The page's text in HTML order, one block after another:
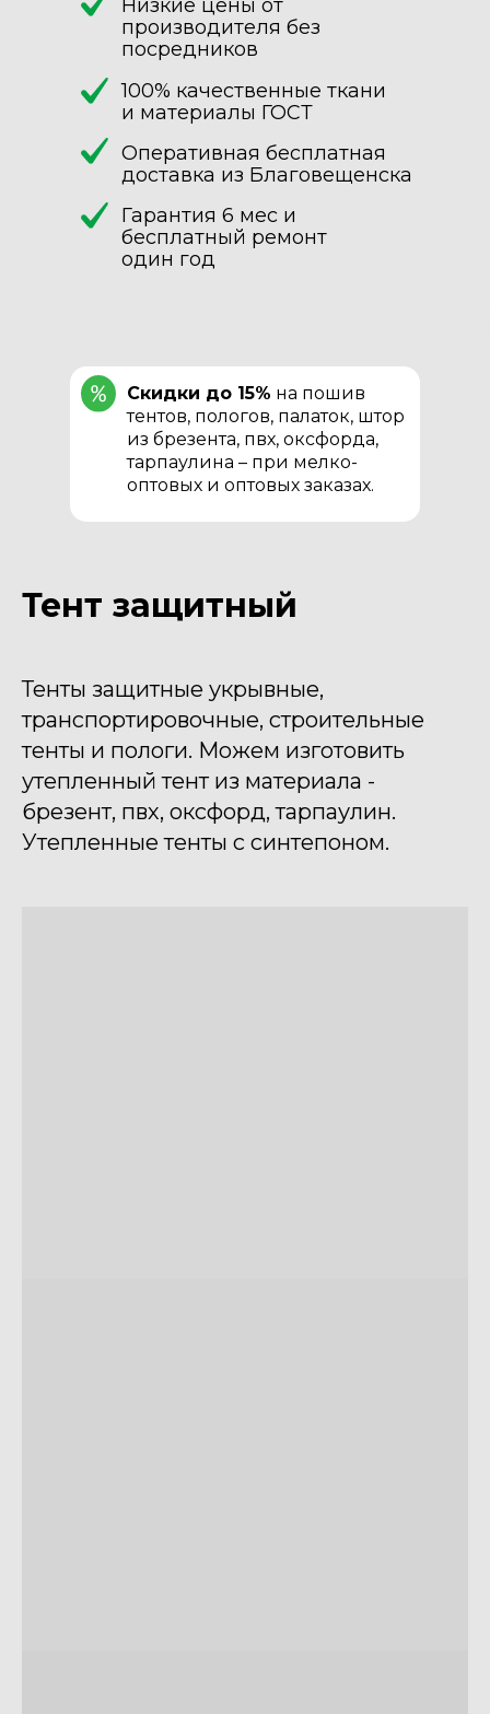
Низкие цены от
производителя без
посредников
100% качественные ткани
и материалы ГОСТ
Оперативная бесплатная
доставка из Благовещенска
Гарантия 6 мес и
бесплатный ремонт
один год
Скидки до 15% на пошив
тентов, пологов, палаток, штор
из брезента, пвх, оксфорда,
тарпаулина – при мелко-
оптовых и оптовых заказах.
Тент защитный
Тенты защитные укрывные,
транспортировочные, строительные
тенты и пологи. Можем изготовить
утепленный тент из материала -
брезент, пвх, оксфорд, тарпаулин.
Утепленные тенты с синтепоном.